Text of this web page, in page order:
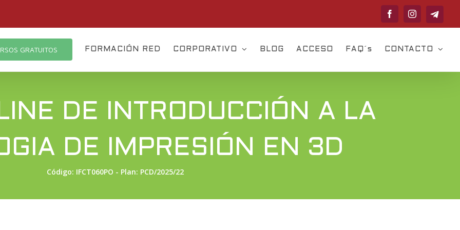
FacebookInstagram
Telegram
GRATUITOS FORMACIÓN RED CORPORATIVO BLOG ACCESO FAQ´s CONTACTO
DE INTRODUCCIÓN A LA
DE IMPRESIÓN EN 3D
Código: IFCT060PO - Plan: PCD/2025/22